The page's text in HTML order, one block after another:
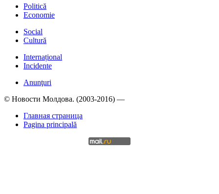
Politică
Economie
Social
Cultură
Internațional
Incidente
Anunţuri
© Новости Молдова. (2003-2016) —
Главная страница
Pagina principală